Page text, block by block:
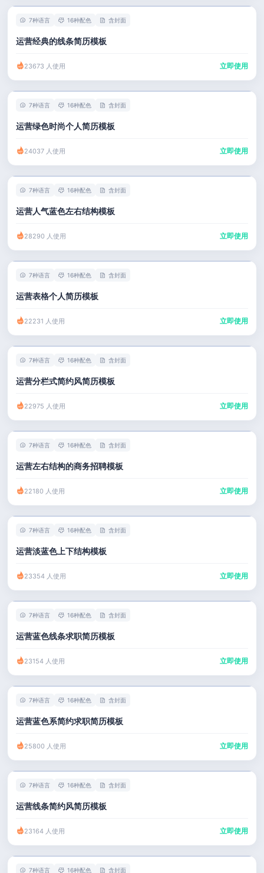
7种语言 16种配色 含封面
运营经典的线条简历模板
23673 人使用 立即使用
7种语言 16种配色 含封面
运营绿色时尚个人简历模板
24037 人使用 立即使用
7种语言 16种配色 含封面
运营人气蓝色左右结构模板
28290 人使用 立即使用
7种语言 16种配色 含封面
运营表格个人简历模板
22231 人使用 立即使用
7种语言 16种配色 含封面
运营分栏式简约风简历模板
22975 人使用 立即使用
7种语言 16种配色 含封面
运营左右结构的商务招聘模板
22180 人使用 立即使用
7种语言 16种配色 含封面
运营淡蓝色上下结构模板
23354 人使用 立即使用
7种语言 16种配色 含封面
运营蓝色线条求职简历模板
23154 人使用 立即使用
7种语言 16种配色 含封面
运营蓝色系简约求职简历模板
25800 人使用 立即使用
7种语言 16种配色 含封面
运营线条简约风简历模板
23164 人使用 立即使用
7种语言 16种配色 含封面